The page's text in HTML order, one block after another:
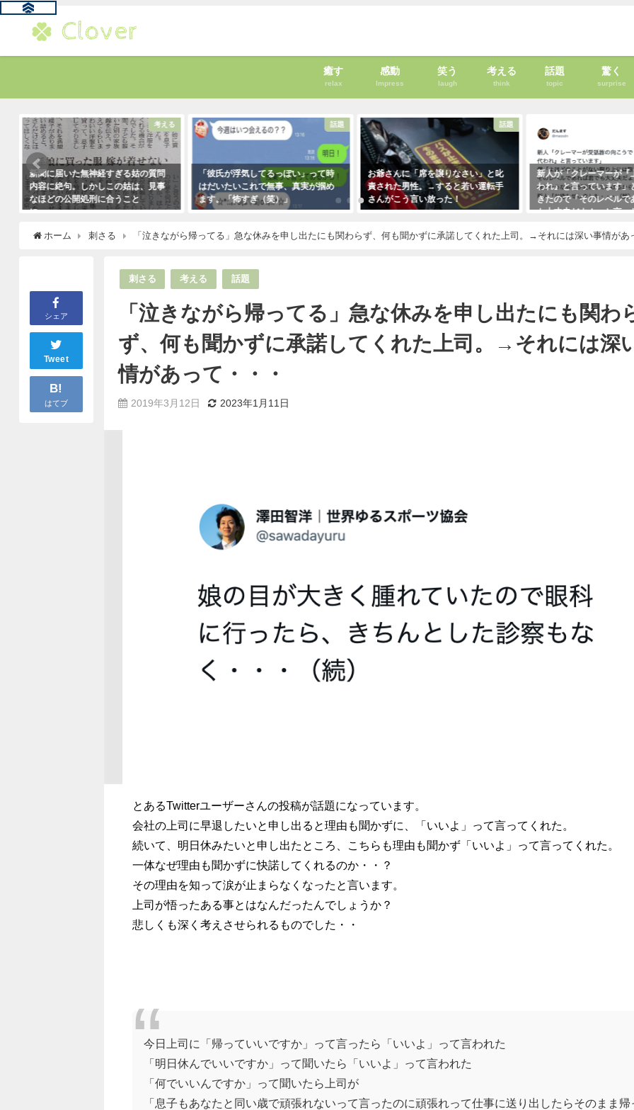
癒す
relax
感動
Impress
笑う
laugh
考える
think
話題
topic
驚く
surprise
考える
新聞に届いた無神経すぎる姑の質問
内容に絶句。しかしこの姑は、見事
なほどの公開処刑に合うこと
に・・・
話題
「彼氏が浮気してるっぽい」って時
はだいたいこれで無事、真実が掴め
ます。「怖すぎ（笑）」
話題
お爺さんに「席を譲りなさい」と叱
責された男性。→すると若い運転手
さんがこう言い放った！
新人が「クレーマーが『
われ』と言っています」
きたので「そのレベルで
も大丈夫だよ！」と言っ
（笑）
ホーム 刺さる 「泣きながら帰ってる」急な休みを申し出たにも関わらず、何も聞かずに承諾してくれた上司。→それには深い事情があ
シェア
Tweet
B!
はてブ
刺さる 考える 話題
「泣きながら帰ってる」急な休みを申し出たにも関わ
ず、何も聞かずに承諾してくれた上司。→それには深
情があって・・・
2019年3月12日 2023年1月11日
とあるTwitterユーザーさんの投稿が話題になっています。
会社の上司に早退したいと申し出ると理由も聞かずに、「いいよ」って言ってくれた。
続いて、明日休みたいと申し出たところ、こちらも理由も聞かず「いいよ」って言ってくれた。
一体なぜ理由も聞かずに快諾してくれるのか・・？
その理由を知って涙が止まらなくなったと言います。
上司が悟ったある事とはなんだったんでしょうか？
悲しくも深く考えさせられるものでした・・
今日上司に「帰っていいですか」って言ったら「いいよ」って言われた
「明日休んでいいですか」って聞いたら「いいよ」って言われた
「何でいいんですか」って聞いたら上司が
「息子もあなたと同い歳で頑張れないって言ったのに頑張れって仕事に送り出したらそのまま帰